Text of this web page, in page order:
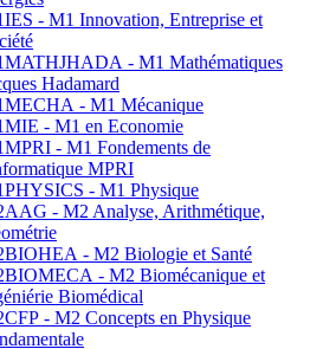
- M1 Innovation, Entreprise et
- M1 Mathématiques
Hadamard
- M1 Mécanique
- M1 en Economie
- M1 Fondements de
MPRI
- M1 Physique
- M2 Analyse, Arithmétique,
- M2 Biologie et Santé
- M2 Biomécanique et
Biomédical
- M2 Concepts en Physique